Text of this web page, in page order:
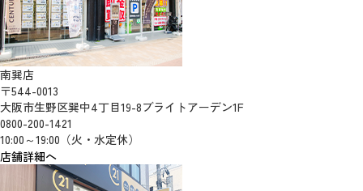
南巽店
〒544-0013
大阪市生野区巽中4丁目19-8ブライトアーデン1F
0800-200-1421
10:00～19:00（火・水定休）
店舗詳細へ